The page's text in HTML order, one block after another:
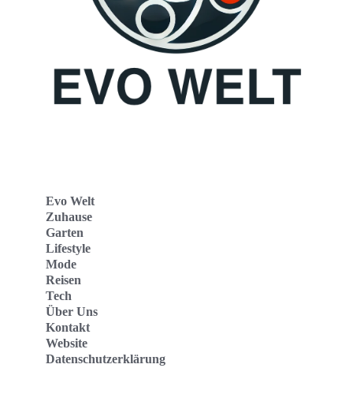
Evo Welt
Zuhause
Garten
Lifestyle
Mode
Reisen
Tech
Über Uns
Kontakt
Website
Datenschutzerklärung